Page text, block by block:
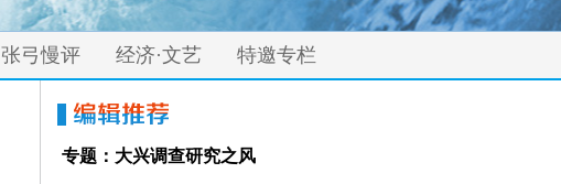
张弓慢评 经济·文艺 特邀专栏
专题：大兴调查研究之风